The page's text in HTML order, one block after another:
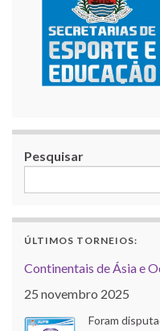
Pesquisar
ÚLTIMOS TORNEIOS:
Continentais de Ásia e
25 novembro 2025
Foram